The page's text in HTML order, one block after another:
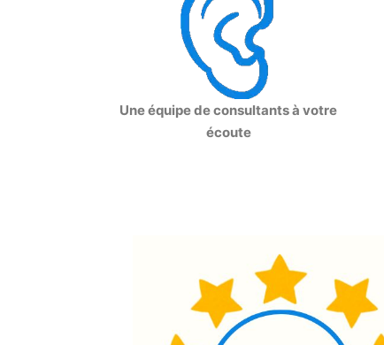
Une équipe de consultants à votre
écoute